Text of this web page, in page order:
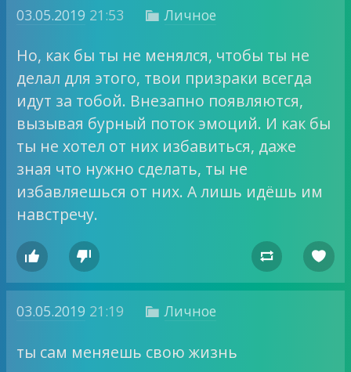
03.05.2019 21:53  Личное
Но, как бы ты не менялся, чтобы ты не
делал для этого, твои призраки всегда
идут за тобой. Внезапно появляются,
вызывая бурный поток эмоций. И как бы
ты не хотел от них избавиться, даже
зная что нужно сделать, ты не
избавляешься от них. А лишь идёшь им
навстречу.
   
03.05.2019 21:19  Личное
ты сам меняешь свою жизнь